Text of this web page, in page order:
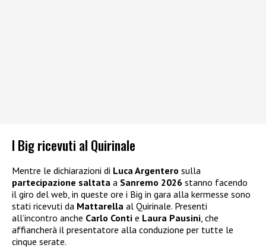
I Big ricevuti al Quirinale
Mentre le dichiarazioni di Luca Argentero sulla
partecipazione saltata a Sanremo 2026 stanno facendo
il giro del web, in queste ore i Big in gara alla kermesse sono
stati ricevuti da Mattarella al Quirinale. Presenti
all’incontro anche Carlo Conti e Laura Pausini , che
affiancherà il presentatore alla conduzione per tutte le
cinque serate.